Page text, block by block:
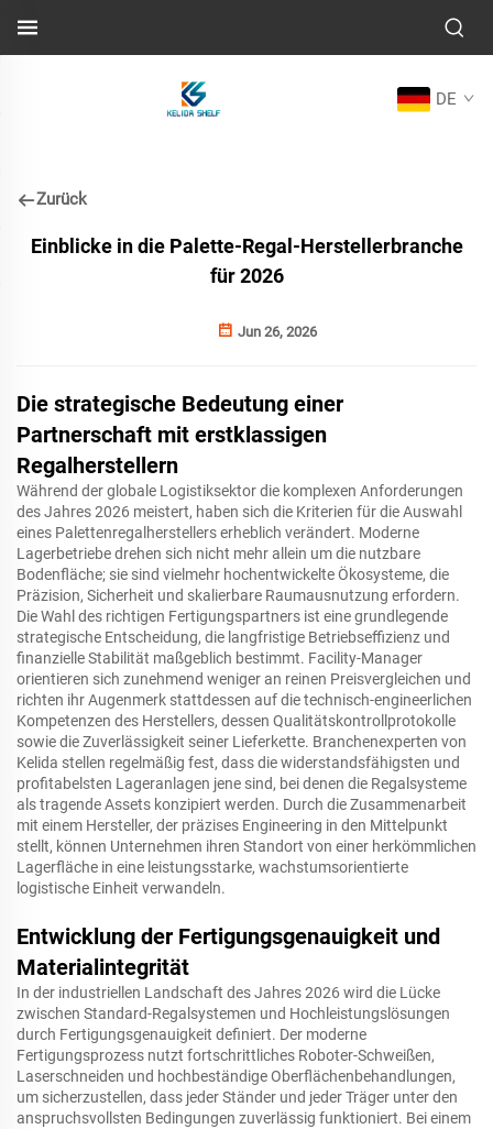
DE
Zurück
Einblicke in die Palette-Regal-Herstellerbranche
für 2026
Jun 26, 2026
Die strategische Bedeutung einer
Partnerschaft mit erstklassigen
Regalherstellern
Während der globale Logistiksektor die komplexen Anforderungen
des Jahres 2026 meistert, haben sich die Kriterien für die Auswahl
eines Palettenregalherstellers erheblich verändert. Moderne
Lagerbetriebe drehen sich nicht mehr allein um die nutzbare
Bodenfläche; sie sind vielmehr hochentwickelte Ökosysteme, die
Präzision, Sicherheit und skalierbare Raumausnutzung erfordern.
Die Wahl des richtigen Fertigungspartners ist eine grundlegende
strategische Entscheidung, die langfristige Betriebseffizienz und
finanzielle Stabilität maßgeblich bestimmt. Facility-Manager
orientieren sich zunehmend weniger an reinen Preisvergleichen und
richten ihr Augenmerk stattdessen auf die technisch-engineerlichen
Kompetenzen des Herstellers, dessen Qualitätskontrollprotokolle
sowie die Zuverlässigkeit seiner Lieferkette. Branchenexperten von
Kelida stellen regelmäßig fest, dass die widerstandsfähigsten und
profitabelsten Lageranlagen jene sind, bei denen die Regalsysteme
als tragende Assets konzipiert werden. Durch die Zusammenarbeit
mit einem Hersteller, der präzises Engineering in den Mittelpunkt
stellt, können Unternehmen ihren Standort von einer herkömmlichen
Lagerfläche in eine leistungsstarke, wachstumsorientierte
logistische Einheit verwandeln.
Entwicklung der Fertigungsgenauigkeit und
Materialintegrität
In der industriellen Landschaft des Jahres 2026 wird die Lücke
zwischen Standard-Regalsystemen und Hochleistungslösungen
durch Fertigungsgenauigkeit definiert. Der moderne
Fertigungsprozess nutzt fortschrittliches Roboter-Schweißen,
Laserschneiden und hochbeständige Oberflächenbehandlungen,
um sicherzustellen, dass jeder Ständer und jeder Träger unter den
anspruchsvollsten Bedingungen zuverlässig funktioniert. Bei einem